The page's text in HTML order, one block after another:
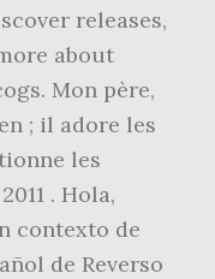
releases,
about
Mon père,
; il adore les
les
. Hola,
contexto de
de Reverso